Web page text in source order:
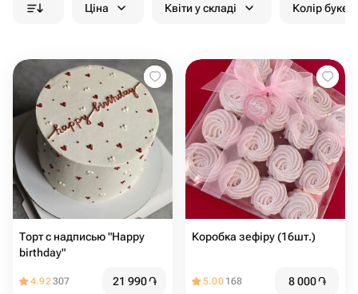
Ціна Квіти у складі Колір
Торт с надписью "Happy
birthday"
4.92307 21 990֏
Коробка зефіру (16шт.)
5.00 168 8 000֏